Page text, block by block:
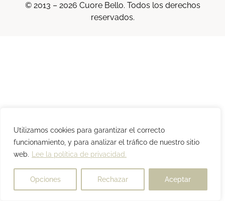
Utilizamos cookies para garantizar el correcto
funcionamiento, y para analizar el tráfico de nuestro sitio
web.
Lee la política de privacidad.
Opciones Rechazar Aceptar
© 2013 – 2026 Cuore Bello. Todos los derechos
reservados.